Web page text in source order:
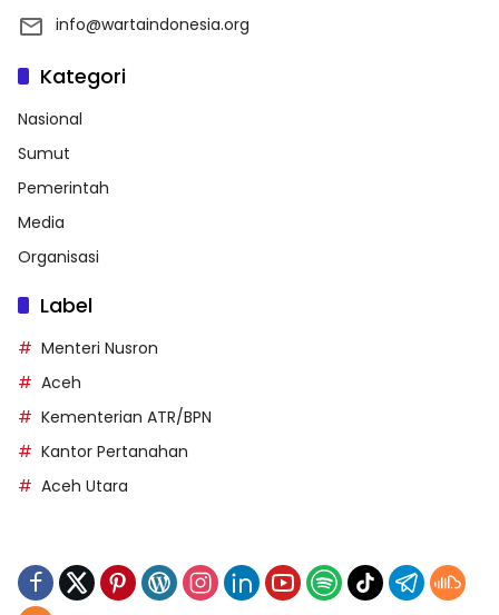
info@wartaindonesia.org
Kategori
Nasional
Sumut
Pemerintah
Media
Organisasi
Label
Menteri Nusron
Aceh
Kementerian ATR/BPN
Kantor Pertanahan
Aceh Utara